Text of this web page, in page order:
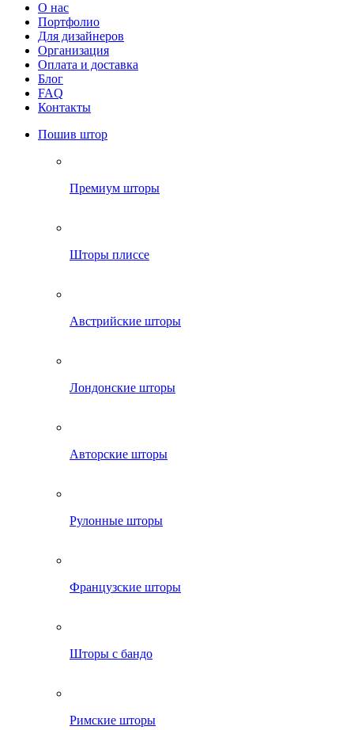
О нас
Портфолио
Для дизайнеров
Организация
Оплата и доставка
Блог
FAQ
Контакты
Пошив штор
Премиум шторы
Шторы плиссе
Австрийские шторы
Лондонские шторы
Авторские шторы
Рулонные шторы
Французские шторы
Шторы с бандо
Римские шторы